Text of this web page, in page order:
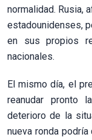
normalidad. Rusia,
estadounidenses,
en sus propios
nacionales.
El mismo día, el
reanudar pronto
deterioro de la
nueva ronda